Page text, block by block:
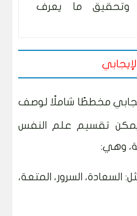
وتحقيق ما يعرف
مخططًا شاملًا لوصف
تقسيم علم النفس
وهي:
السعادة، السرور، المتعة،